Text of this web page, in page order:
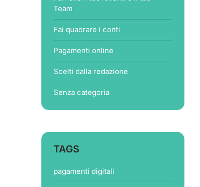
Team
Fai quadrare i conti
Pagamenti online
Scelti dalla redazione
Senza categoria
TAGS
pagamenti digitali